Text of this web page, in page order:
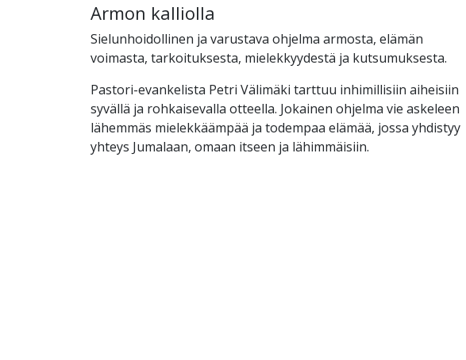
Armon kalliolla
Sielunhoidollinen ja varustava ohjelma armosta, elämän
voimasta, tarkoituksesta, mielekkyydestä ja kutsumuksesta.
Pastori-evankelista Petri Välimäki tarttuu inhimillisiin aiheisiin
syvällä ja rohkaisevalla otteella. Jokainen ohjelma vie askeleen
lähemmäs mielekkäämpää ja todempaa elämää, jossa yhdistyy
yhteys Jumalaan, omaan itseen ja lähimmäisiin.